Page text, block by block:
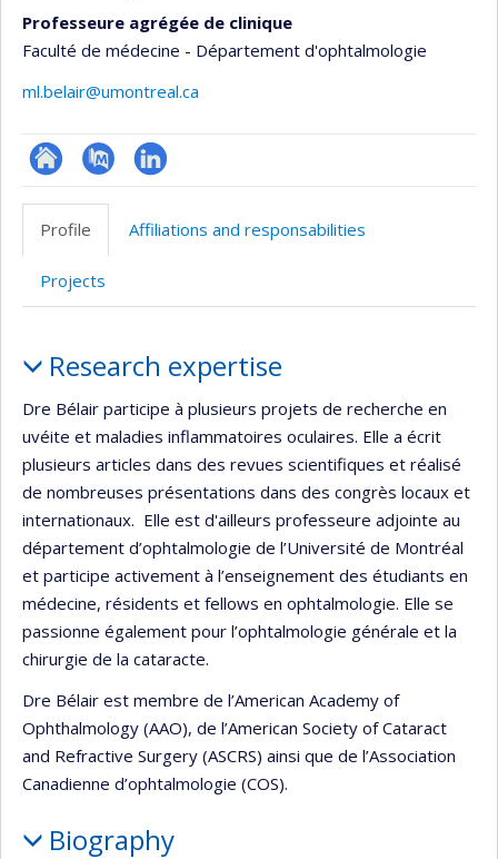
Professeure agrégée de clinique
Faculté de médecine - Département d'ophtalmologie
ml.belair@umontreal.ca
ResearchGate
PubMedLinkedIn
Profile
Affiliations and responsabilities
Projects
Research expertise
Dre Bélair participe à plusieurs projets de recherche en
uvéite et maladies inflammatoires oculaires. Elle a écrit
plusieurs articles dans des revues scientifiques et réalisé
de nombreuses présentations dans des congrès locaux et
internationaux. Elle est d'ailleurs professeure adjointe au
département d’ophtalmologie de l’Université de Montréal
et participe activement à l’enseignement des étudiants en
médecine, résidents et fellows en ophtalmologie. Elle se
passionne également pour l’ophtalmologie générale et la
chirurgie de la cataracte.
Dre Bélair est membre de l’American Academy of
Ophthalmology (AAO), de l’American Society of Cataract
and Refractive Surgery (ASCRS) ainsi que de l’Association
Canadienne d’ophtalmologie (COS).
Biography